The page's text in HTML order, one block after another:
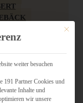
BAKERY
Mit
weiter besuchen
191 Partner Cookies und
Inhalte und
wir unsere